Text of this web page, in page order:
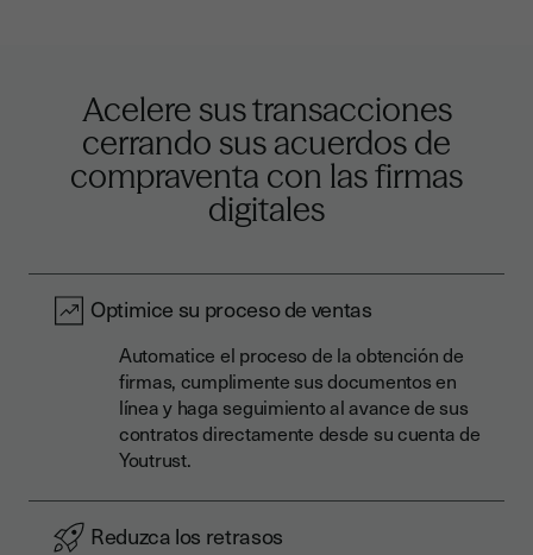
Acelere sus transacciones
cerrando sus acuerdos de
compraventa con las firmas
digitales
Optimice su proceso de ventas
Automatice el proceso de la obtención de
firmas, cumplimente sus documentos en
línea y haga seguimiento al avance de sus
contratos directamente desde su cuenta de
Youtrust.
Reduzca los retrasos